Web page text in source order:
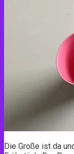
Die Große ist da